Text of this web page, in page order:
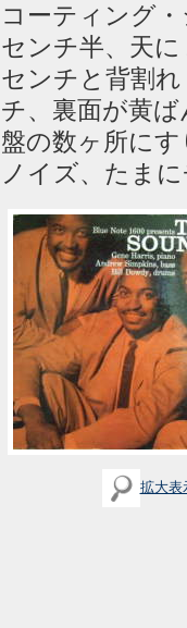
コーティング
センチ半、天
センチと背割
チ、裏面が黄
盤の数ヶ所に
ノイズ、たま
拡大表